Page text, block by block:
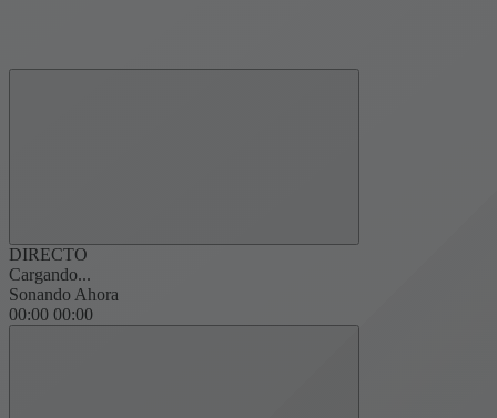
DIRECTO
Cargando...
Sonando Ahora
00:00 00:00